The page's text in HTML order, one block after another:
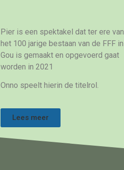
Pier is een spektakel dat ter ere van
het 100 jarige bestaan van de FFF in
Gou is gemaakt en opgevoerd gaat
worden in 2021
Onno speelt hierin de titelrol.
Lees meer